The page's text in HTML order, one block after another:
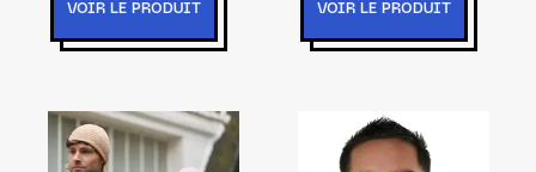
VOIR LE PRODUIT VOIR LE PRODUIT